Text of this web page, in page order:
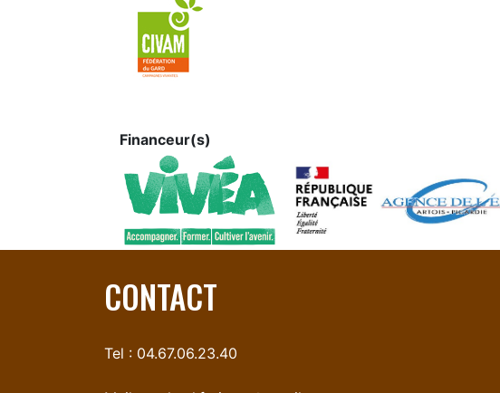
Financeur(s)
CONTACT
Tel : 04.67.06.23.40